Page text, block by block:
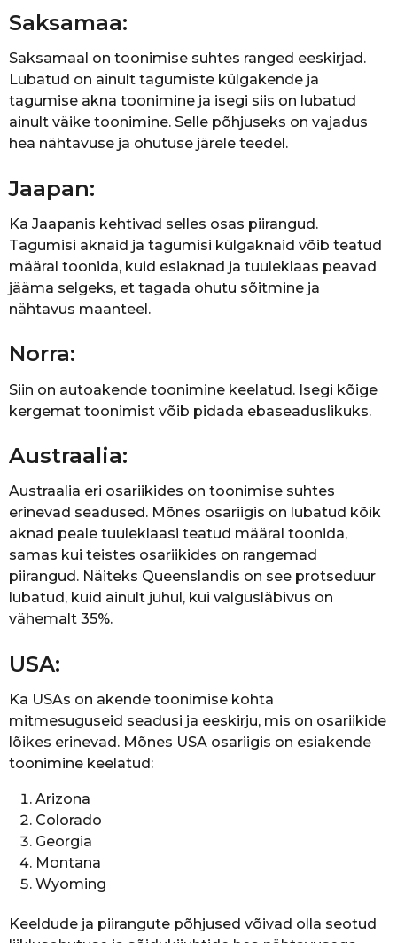
Saksamaa:
Saksamaal on toonimise suhtes ranged eeskirjad.
Lubatud on ainult tagumiste külgakende ja
tagumise akna toonimine ja isegi siis on lubatud
ainult väike toonimine. Selle põhjuseks on vajadus
hea nähtavuse ja ohutuse järele teedel.
Jaapan:
Ka Jaapanis kehtivad selles osas piirangud.
Tagumisi aknaid ja tagumisi külgaknaid võib teatud
määral toonida, kuid esiaknad ja tuuleklaas peavad
jääma selgeks, et tagada ohutu sõitmine ja
nähtavus maanteel.
Norra:
Siin on autoakende toonimine keelatud. Isegi kõige
kergemat toonimist võib pidada ebaseaduslikuks.
Austraalia:
Austraalia eri osariikides on toonimise suhtes
erinevad seadused. Mõnes osariigis on lubatud kõik
aknad peale tuuleklaasi teatud määral toonida,
samas kui teistes osariikides on rangemad
piirangud. Näiteks Queenslandis on see protseduur
lubatud, kuid ainult juhul, kui valgusläbivus on
vähemalt 35%.
USA:
Ka USAs on akende toonimise kohta
mitmesuguseid seadusi ja eeskirju, mis on osariikide
lõikes erinevad. Mõnes USA osariigis on esiakende
toonimine keelatud:
Arizona
Colorado
Georgia
Montana
Wyoming
Keeldude ja piirangute põhjused võivad olla seotud